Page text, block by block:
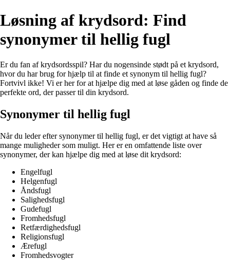
Løsning af krydsord: Find
synonymer til hellig fugl
Er du fan af krydsordsspil? Har du nogensinde stødt på et krydsord,
hvor du har brug for hjælp til at finde et synonym til hellig fugl?
Fortvivl ikke! Vi er her for at hjælpe dig med at løse gåden og finde de
perfekte ord, der passer til din krydsord.
Synonymer til hellig fugl
Når du leder efter synonymer til hellig fugl, er det vigtigt at have så
mange muligheder som muligt. Her er en omfattende liste over
synonymer, der kan hjælpe dig med at løse dit krydsord:
Engelfugl
Helgenfugl
Åndsfugl
Salighedsfugl
Gudefugl
Fromhedsfugl
Retfærdighedsfugl
Religionsfugl
Ærefugl
Fromhedsvogter